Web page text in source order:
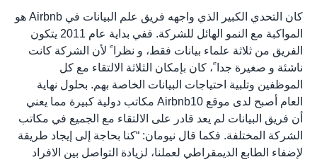
كان التحدي الكبير الذي واجهه فريق علم البيانات في Airbnb هو
المواكبة مع النمو الهائل للشركة. ففي بداية عام 2011 يتكون
الفريق من ثلاثة علماء بيانات فقط، و نظرا ً لأن الشركة كانت
ناشئة و صغيرة جدا ً، كان بإمكان الثلاثة الالتقاء مع كل
الموظفين وتلبية احتياجات البيانات الخاصة بهم. بحلول نهاية
العام أصبح لدى موقع Airbnb10 مكاتب دولية كبيرة مما يعني
أن فريق البيانات لم يعد قادر على الالتقاء مع الجميع في مكاتب
الشركة المختلفة. فكما قال نيومان: “كنا بحاجة إلى إيجاد طريقة
لإضفاء الطابع الديمقراطي لعملنا، لزيادة التواصل بين الافراد